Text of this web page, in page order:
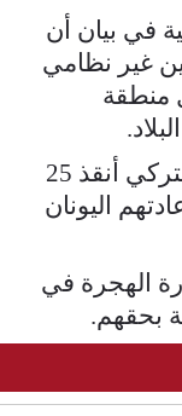
في بيان أن
غير نظامي
منطقة
وأضاف البيان أن خفر السواحل التركي أنقذ 25
اليونان
الهجرة في
بحقهم.